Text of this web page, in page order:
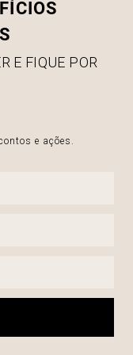
E FIQUE POR
e ações.